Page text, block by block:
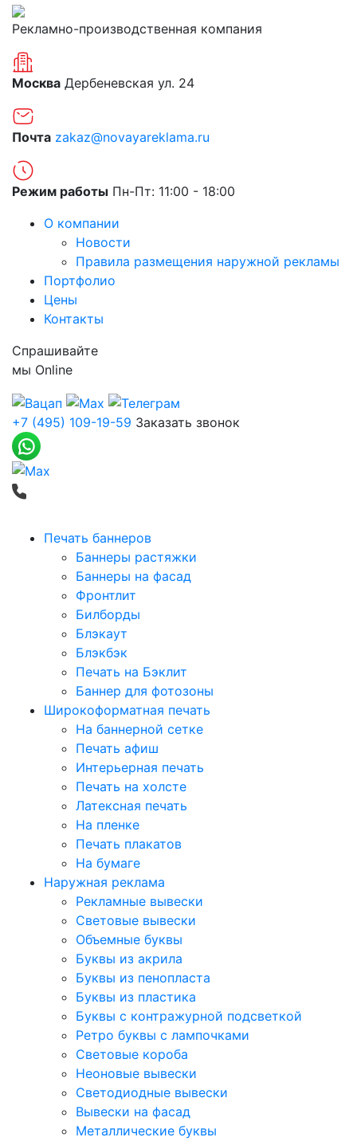
Рекламно-производственная компания
Москва Дербеневская ул. 24
Почта zakaz@novayareklama.ru
Режим работы Пн-Пт: 11:00 - 18:00
О компании
Новости
Правила размещения наружной рекламы
Портфолио
Цены
Контакты
Спрашивайте
мы Online
+7 (495) 109-19-59 Заказать звонок
Печать баннеров
Баннеры растяжки
Баннеры на фасад
Фронтлит
Билборды
Блэкаут
Блэкбэк
Печать на Бэклит
Баннер для фотозоны
Широкоформатная печать
На баннерной сетке
Печать афиш
Интерьерная печать
Печать на холсте
Латексная печать
На пленке
Печать плакатов
На бумаге
Наружная реклама
Рекламные вывески
Световые вывески
Объемные буквы
Буквы из акрила
Буквы из пенопласта
Буквы из пластика
Буквы с контражурной подсветкой
Ретро буквы с лампочками
Световые короба
Неоновые вывески
Светодиодные вывески
Вывески на фасад
Металлические буквы